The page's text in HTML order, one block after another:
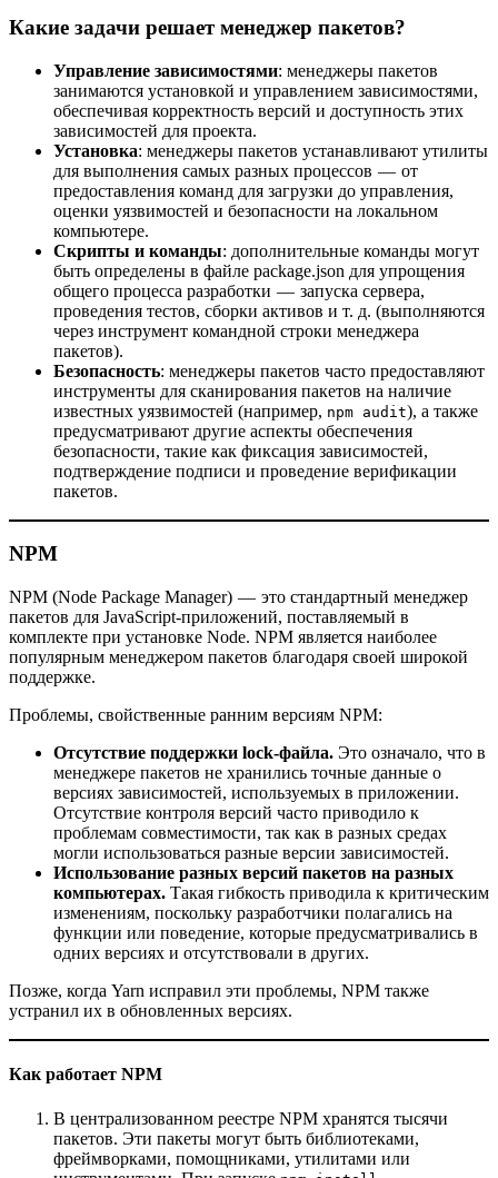
Какие задачи решает менеджер пакетов?
Управление зависимостями: менеджеры пакетов
занимаются установкой и управлением зависимостями,
обеспечивая корректность версий и доступность этих
зависимостей для проекта.
Установка: менеджеры пакетов устанавливают утилиты
для выполнения самых разных процессов — от
предоставления команд для загрузки до управления,
оценки уязвимостей и безопасности на локальном
компьютере.
Скрипты и команды: дополнительные команды могут
быть определены в файле package.json для упрощения
общего процесса разработки — запуска сервера,
проведения тестов, сборки активов и т. д. (выполняются
через инструмент командной строки менеджера
пакетов).
Безопасность: менеджеры пакетов часто предоставляют
инструменты для сканирования пакетов на наличие
известных уязвимостей (например, npm audit), а также
предусматривают другие аспекты обеспечения
безопасности, такие как фиксация зависимостей,
подтверждение подписи и проведение верификации
пакетов.
NPM
NPM (Node Package Manager) — это стандартный менеджер
пакетов для JavaScript-приложений, поставляемый в
комплекте при установке Node. NPM является наиболее
популярным менеджером пакетов благодаря своей широкой
поддержке.
Проблемы, свойственные ранним версиям NPM:
Отсутствие поддержки lock-файла. Это означало, что в
менеджере пакетов не хранились точные данные о
версиях зависимостей, используемых в приложении.
Отсутствие контроля версий часто приводило к
проблемам совместимости, так как в разных средах
могли использоваться разные версии зависимостей.
Использование разных версий пакетов на разных
компьютерах. Такая гибкость приводила к критическим
изменениям, поскольку разработчики полагались на
функции или поведение, которые предусматривались в
одних версиях и отсутствовали в других.
Позже, когда Yarn исправил эти проблемы, NPM также
устранил их в обновленных версиях.
Как работает NPM
В централизованном реестре NPM хранятся тысячи
пакетов. Эти пакеты могут быть библиотеками,
фреймворками, помощниками, утилитами или